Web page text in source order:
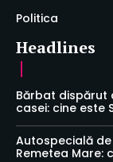
Politica
Headlines
Bărbat dispărut
casei: cine este
Autospecială
Remetea Mare: